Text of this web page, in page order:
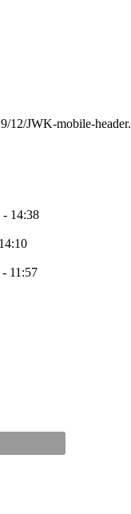
12/JWK-mobile-
- 14:38
11:57